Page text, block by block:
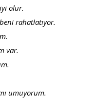
olur.
rahatlatıyor.
var.
umuyorum.